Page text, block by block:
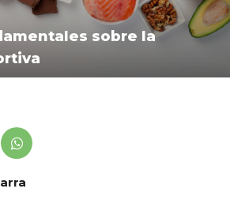
sobre la